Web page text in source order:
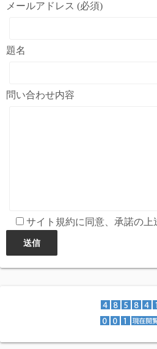
メールアドレス (必須)
題名
問い合わせ内容
サイト規約に同意、承諾の上